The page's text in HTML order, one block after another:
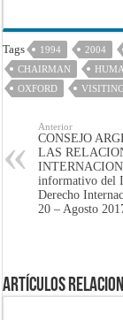
Tags 1994 2004
CHAIRMAN
OXFORD
VISITING
Anterior
CONSEJO
LAS
informativo del
Derecho
20 – Agosto
Artículos